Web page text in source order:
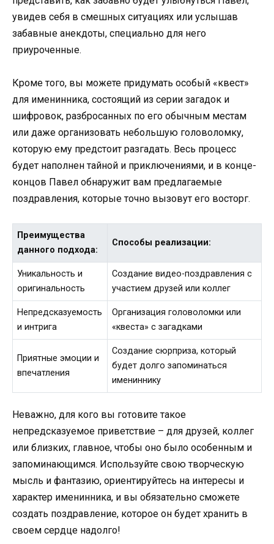
увидев себя в смешных ситуациях или услышав
забавные анекдоты, специально для него
приуроченные.
Кроме того, вы можете придумать особый «квест»
для именинника, состоящий из серии загадок и
шифровок, разбросанных по его обычным местам
или даже организовать небольшую головоломку,
которую ему предстоит разгадать. Весь процесс
будет наполнен тайной и приключениями, и в конце-
концов Павел обнаружит вам предлагаемые
поздравления, которые точно вызовут его восторг.
Преимущества
данного подхода:
Способы реализации:
Уникальность и
оригинальность
Создание видео-поздравления с
участием друзей или коллег
Непредсказуемость
и интрига
Организация головоломки или
«квеста» с загадками
Приятные эмоции и
впечатления
Создание сюрприза, который
будет долго запоминаться
имениннику
Неважно, для кого вы готовите такое
непредсказуемое приветствие – для друзей, коллег
или близких, главное, чтобы оно было особенным и
запоминающимся. Используйте свою творческую
мысль и фантазию, ориентируйтесь на интересы и
характер именинника, и вы обязательно сможете
создать поздравление, которое он будет хранить в
своем сердце надолго!